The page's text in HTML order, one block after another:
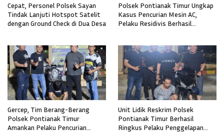
Cepat, Personel Polsek Sayan
Tindak Lanjuti Hotspot Satelit
dengan Ground Check di Dua Desa
Polsek Pontianak Timur Ungkap
Kasus Pencurian Mesin AC,
Pelaku Residivis Berhasil
Gercep, Tim Berang-Berang
Polsek Pontianak Timur
Amankan Pelaku Pencurian
Unit Lidik Reskrim Polsek
Pontianak Timur Berhasil
Ringkus Pelaku Penggelapan